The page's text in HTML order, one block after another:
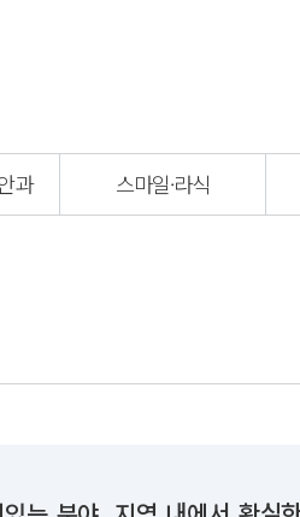
과 스마일·라식